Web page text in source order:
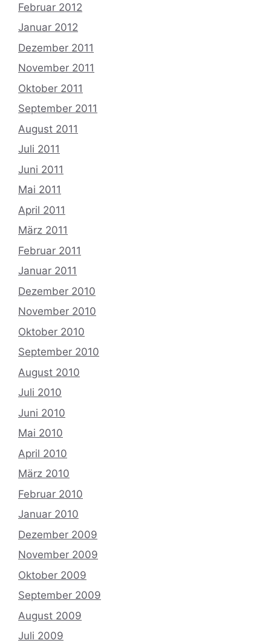
Februar 2012
Januar 2012
Dezember 2011
November 2011
Oktober 2011
September 2011
August 2011
Juli 2011
Juni 2011
Mai 2011
April 2011
März 2011
Februar 2011
Januar 2011
Dezember 2010
November 2010
Oktober 2010
September 2010
August 2010
Juli 2010
Juni 2010
Mai 2010
April 2010
März 2010
Februar 2010
Januar 2010
Dezember 2009
November 2009
Oktober 2009
September 2009
August 2009
Juli 2009